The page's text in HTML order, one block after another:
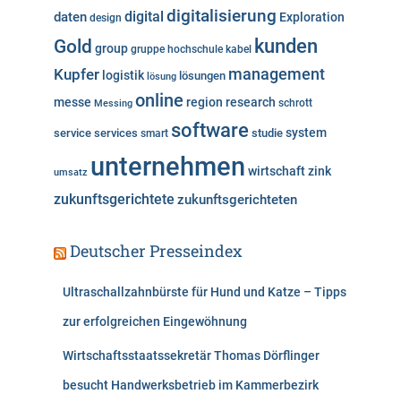
n
daten design digital digitalisierung Exploration
Gold group gruppe hochschule kabel kunden
Kupfer logistik lösung lösungen management
messe Messing online region research schrott
service services smart software studie system
umsatz unternehmen wirtschaftzink
zukunftsgerichtete zukunftsgerichteten
Deutscher Presseindex
Ultraschallzahnbürste für Hund und Katze – Tipps
zur erfolgreichen Eingewöhnung
Wirtschaftsstaatssekretär Thomas Dörflinger
besucht Handwerksbetrieb im Kammerbezirk